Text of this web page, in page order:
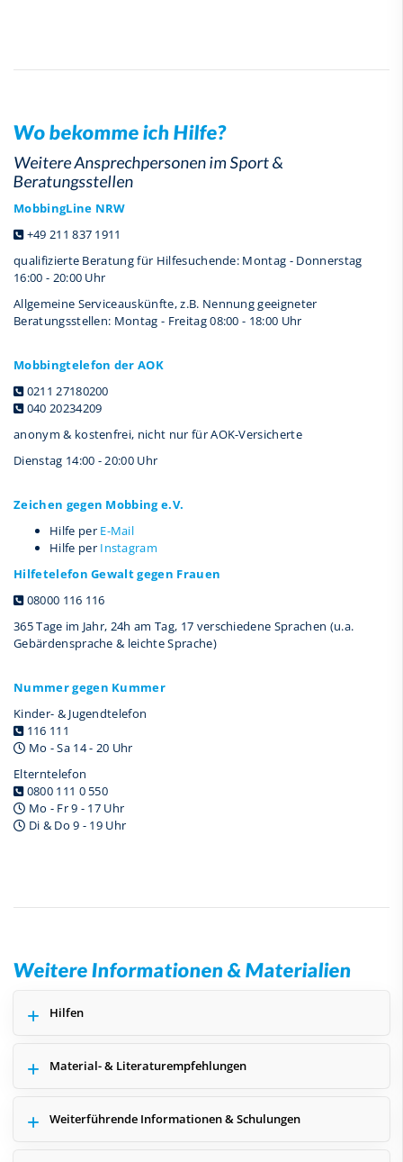
Wo bekomme ich Hilfe?
Weitere Ansprechpersonen im Sport &
Beratungsstellen
MobbingLine NRW
+49 211 837 1911
qualifizierte Beratung für Hilfesuchende: Montag - Donnerstag
16:00 - 20:00 Uhr
Allgemeine Serviceauskünfte, z.B. Nennung geeigneter
Beratungsstellen: Montag - Freitag 08:00 - 18:00 Uhr
Mobbingtelefon der AOK
0211 27180200
040 20234209
anonym & kostenfrei, nicht nur für AOK-Versicherte
Dienstag 14:00 - 20:00 Uhr
Zeichen gegen Mobbing e.V.
Hilfe per E-Mail
Hilfe per Instagram
Hilfetelefon Gewalt gegen Frauen
08000 116 116
365 Tage im Jahr, 24h am Tag, 17 verschiedene Sprachen (u.a.
Gebärdensprache & leichte Sprache)
Nummer gegen Kummer
Kinder- & Jugendtelefon
116 111
Mo - Sa 14 - 20 Uhr
Elterntelefon
0800 111 0 550
Mo - Fr 9 - 17 Uhr
Di & Do 9 - 19 Uhr
Weitere Informationen & Materialien
Hilfen
Material- & Literaturempfehlungen
Weiterführende Informationen & Schulungen